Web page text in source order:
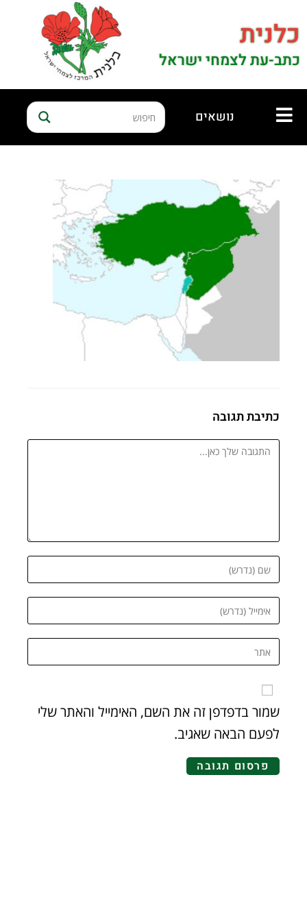
כלנית
כתב-עת לצמחי ישראל
נושאים
כתיבת תגובה
שמור בדפדפן זה את השם, האימייל והאתר שלי
לפעם הבאה שאגיב.